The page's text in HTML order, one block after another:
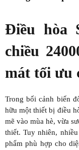
Điều hòa
chiều
mát tối ưu
Trong bối cảnh biến
hữu một thiết bị điều
mẽ vào mùa hè, vừa
thiết. Tuy nhiên,
phẩm phù hợp cho